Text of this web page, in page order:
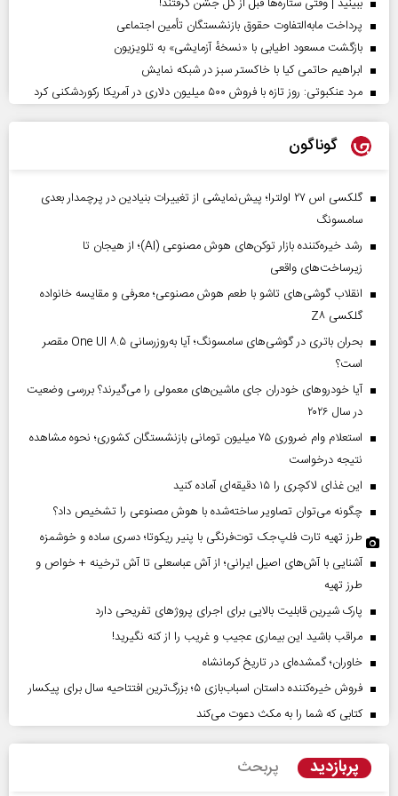
پرداخت مابه‌التفاوت حقوق بازنشستگان تأمین اجتماعی
بازگشت مسعود اطیابی با «نسخهٔ آزمایشی» به تلویزیون
ابراهیم حاتمی کیا با خاکستر سبز در شبکه نمایش
مرد عنکبوتی: روز تازه با فروش ۵۰۰ میلیون دلاری در آمریکا رکوردشکنی کرد
گوناگون
گلکسی اس ۲۷ اولترا؛ پیش‌نمایشی از تغییرات بنیادین در پرچمدار بعدی
سامسونگ
رشد خیره‌کننده بازار توکن‌های هوش مصنوعی (AI)؛ از هیجان تا
زیرساخت‌های واقعی
انقلاب گوشی‌های تاشو‌ با طعم هوش مصنوعی؛ معرفی و مقایسه خانواده
گلکسی Z۸
بحران باتری در گوشی‌های سامسونگ؛ آیا به‌روزرسانی One UI ۸.۵ مقصر
است؟
آیا خودروهای خودران جای ماشین‌های معمولی را می‌گیرند؟ بررسی وضعیت
در سال ۲۰۲۶
استعلام وام ضروری ۷۵ میلیون تومانی بازنشستگان کشوری؛ نحوه مشاهده
نتیجه درخواست
این غذای لاکچری را ۱۵ دقیقه‌ای آماده کنید
چگونه می‌توان تصاویر ساخته‌شده با هوش مصنوعی را تشخیص داد؟
طرز تهیه تارت فلپ‌جک توت‌فرنگی با پنیر ریکوتا؛ دسری ساده و خوشمزه
آشنایی با آش‌های اصیل ایرانی؛ از آش عباسعلی تا آش ترخینه + خواص و
طرز تهیه
پارک شیرین قابلیت‌ بالایی برای اجرای پروژهای تفریحی دارد
مراقب باشید این بیماری عجیب و غریب را از کنه نگیرید!
خاوران؛ گمشده‌ای در تاریخ کرمانشاه
فروش خیره‌کننده داستان اسباب‌بازی ۵؛ بزرگ‌ترین افتتاحیه سال برای پیکسار
کتابی که شما را به مکث دعوت می‌کند
پربازدید پربحث